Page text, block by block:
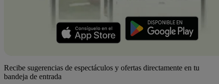
Recibe sugerencias de espectáculos y ofertas directamente en tu
bandeja de entrada